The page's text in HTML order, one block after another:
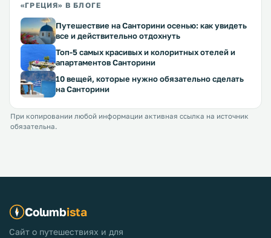
«ГРЕЦИЯ» В БЛОГЕ
Путешествие на Санторини осенью: как увидеть
все и действительно отдохнуть
Топ-5 самых красивых и колоритных отелей и
апартаментов Санторини
10 вещей, которые нужно обязательно сделать
на Санторини
При копировании любой информации активная ссылка на источник
обязательна.
Columbista
Сайт о путешествиях и для